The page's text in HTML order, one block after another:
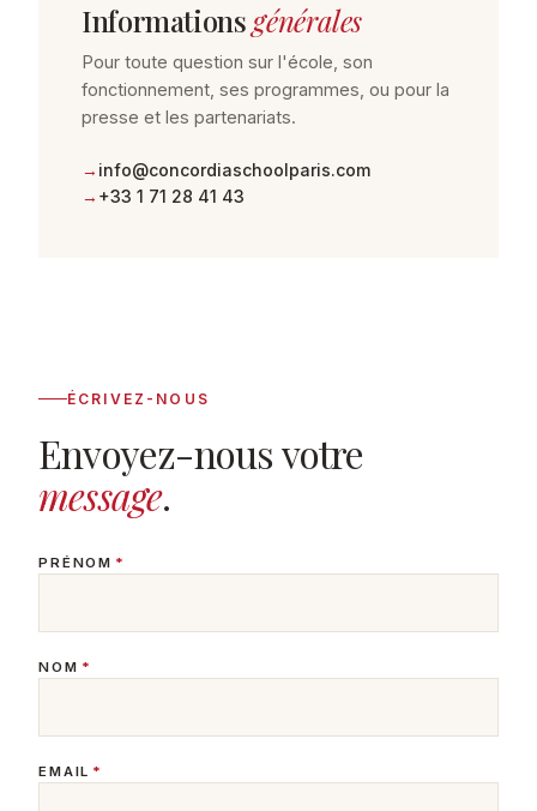
Informations générales
Pour toute question sur l'école, son
fonctionnement, ses programmes, ou pour la
presse et les partenariats.
info@concordiaschoolparis.com
+33 1 71 28 41 43
ÉCRIVEZ-NOUS
Envoyez-nous votre
message.
PRÉNOM *
NOM *
EMAIL *